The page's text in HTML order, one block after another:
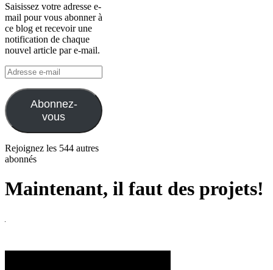
Saisissez votre adresse e-
mail pour vous abonner à
ce blog et recevoir une
notification de chaque
nouvel article par e-mail.
Adresse
e-
mail
Abonnez-
vous
Rejoignez les 544 autres
abonnés
Maintenant, il faut des projets!